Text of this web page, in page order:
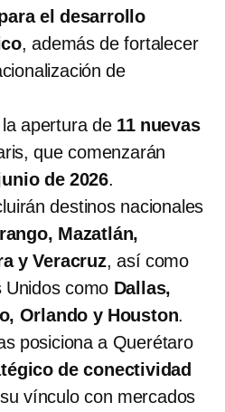
el desarrollo
, además de fortalecer
de
apertura de 11 nuevas
que comenzarán
de 2026.
destinos nacionales
Mazatlán,
y Veracruz, así como
Unidos como Dallas,
Orlando y Houston.
posiciona a Querétaro
de conectividad
vínculo con mercados